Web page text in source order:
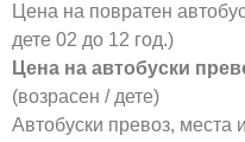
Цена на повратен
дете 02 до 12 год.)
Цена на автобуски
(возрасен / дете)
Автобуски превоз, места